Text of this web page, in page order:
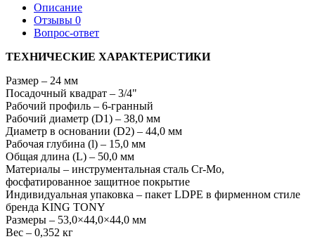
Описание
Отзывы 0
Вопрос-ответ
ТЕХНИЧЕСКИЕ ХАРАКТЕРИСТИКИ
Размер – 24 мм
Посадочный квадрат – 3/4"
Рабочий профиль – 6-гранный
Рабочий диаметр (D1) – 38,0 мм
Диаметр в основании (D2) – 44,0 мм
Рабочая глубина (l) – 15,0 мм
Общая длина (L) – 50,0 мм
Материалы – инструментальная сталь Cr-Mo,
фосфатированное защитное покрытие
Индивидуальная упаковка – пакет LDPE в фирменном стиле
бренда KING TONY
Размеры – 53,0×44,0×44,0 мм
Вес – 0,352 кг